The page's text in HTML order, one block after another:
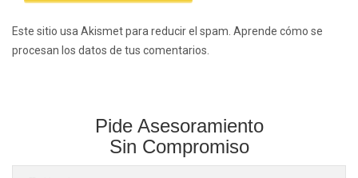
Este sitio usa Akismet para reducir el spam. Aprende cómo se
procesan los datos de tus comentarios.
Pide Asesoramiento
Sin Compromiso